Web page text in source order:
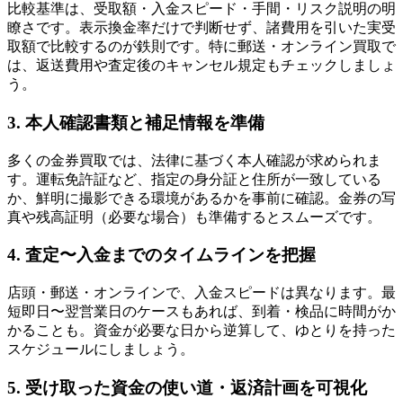
比較基準は、受取額・入金スピード・手間・リスク説明の明
瞭さです。表示換金率だけで判断せず、諸費用を引いた実受
取額で比較するのが鉄則です。特に郵送・オンライン買取で
は、返送費用や査定後のキャンセル規定もチェックしましょ
う。
3. 本人確認書類と補足情報を準備
多くの金券買取では、法律に基づく本人確認が求められま
す。運転免許証など、指定の身分証と住所が一致している
か、鮮明に撮影できる環境があるかを事前に確認。金券の写
真や残高証明（必要な場合）も準備するとスムーズです。
4. 査定〜入金までのタイムラインを把握
店頭・郵送・オンラインで、入金スピードは異なります。最
短即日〜翌営業日のケースもあれば、到着・検品に時間がか
かることも。資金が必要な日から逆算して、ゆとりを持った
スケジュールにしましょう。
5. 受け取った資金の使い道・返済計画を可視化